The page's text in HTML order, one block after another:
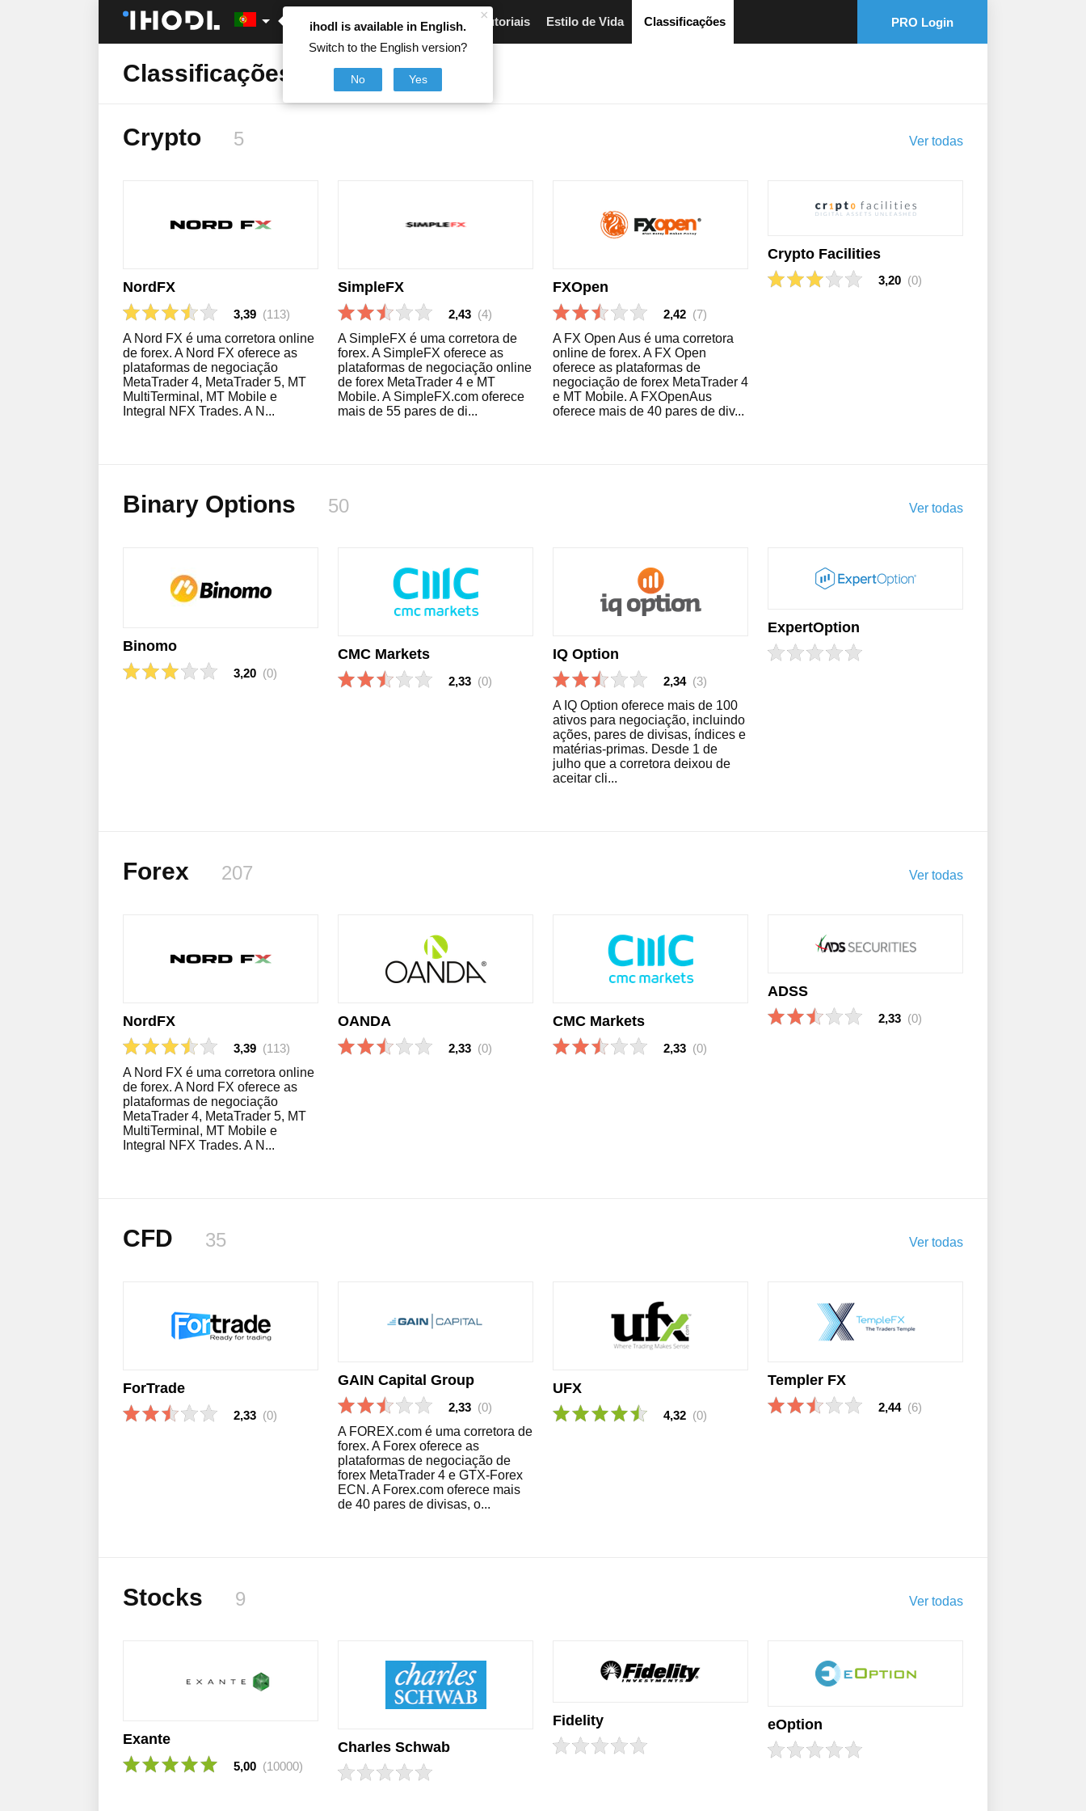
×
ihodl is available in English.
Switch to the English version?
No Yes
Artigos Breves Tutoriais Estilo de Vida Classificações PRO Login
Classificações
Crypto 5 Ver todas
NordFX
3,39 (113)
A Nord FX é uma corretora online
de forex. A Nord FX oferece as
plataformas de negociação
MetaTrader 4, MetaTrader 5, MT
MultiTerminal, MT Mobile e
Integral NFX Trades. A N...
SimpleFX
2,43 (4)
A SimpleFX é uma corretora de
forex. A SimpleFX oferece as
plataformas de negociação online
de forex MetaTrader 4 e MT
Mobile. A SimpleFX.com oferece
mais de 55 pares de di...
FXOpen
2,42 (7)
A FX Open Aus é uma corretora
online de forex. A FX Open
oferece as plataformas de
negociação de forex MetaTrader 4
e MT Mobile. A FXOpenAus
oferece mais de 40 pares de div...
Crypto Facilities
3,20 (0)
Binary Options 50 Ver todas
Binomo
3,20 (0)
CMC Markets
2,33 (0)
IQ Option
2,34 (3)
A IQ Option oferece mais de 100
ativos para negociação, incluindo
ações, pares de divisas, índices e
matérias-primas. Desde 1 de
julho que a corretora deixou de
aceitar cli...
ExpertOption
Forex 207 Ver todas
NordFX
3,39 (113)
A Nord FX é uma corretora online
de forex. A Nord FX oferece as
plataformas de negociação
MetaTrader 4, MetaTrader 5, MT
MultiTerminal, MT Mobile e
Integral NFX Trades. A N...
OANDA
2,33 (0)
CMC Markets
2,33 (0)
ADSS
2,33 (0)
CFD 35 Ver todas
ForTrade
2,33 (0)
GAIN Capital Group
2,33 (0)
A FOREX.com é uma corretora de
forex. A Forex oferece as
plataformas de negociação de
forex MetaTrader 4 e GTX-Forex
ECN. A Forex.com oferece mais
de 40 pares de divisas, o...
UFX
4,32 (0)
Templer FX
2,44 (6)
Stocks 9 Ver todas
Exante
5,00 (10000)
Charles Schwab
Fidelity eOption